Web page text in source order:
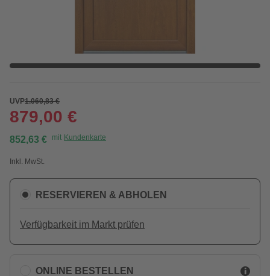
UVP1.060,83 €
879,00 €
852,63 € mit Kundenkarte
Inkl. MwSt.
RESERVIEREN & ABHOLEN
Verfügbarkeit im Markt prüfen
ONLINE BESTELLEN